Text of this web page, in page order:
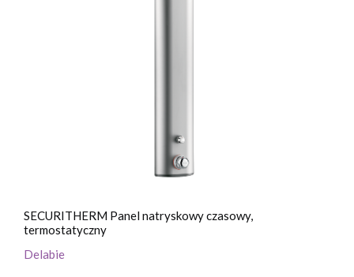
SECURITHERM Panel natryskowy czasowy,
termostatyczny
Delabie